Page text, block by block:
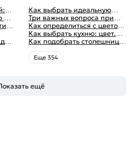
с
Как выбрать идеальную
планировку для кухни
Три важных вопроса при
выборе кухни: готовка,
посуда, комфорт
Как определиться с цветом
кухни: светлые, темные,
яркие
Как выбрать кухню: цвет,
планировка, аксессуары
Как подобрать столешницу
для кухни по цвету
Eще 354
ещё